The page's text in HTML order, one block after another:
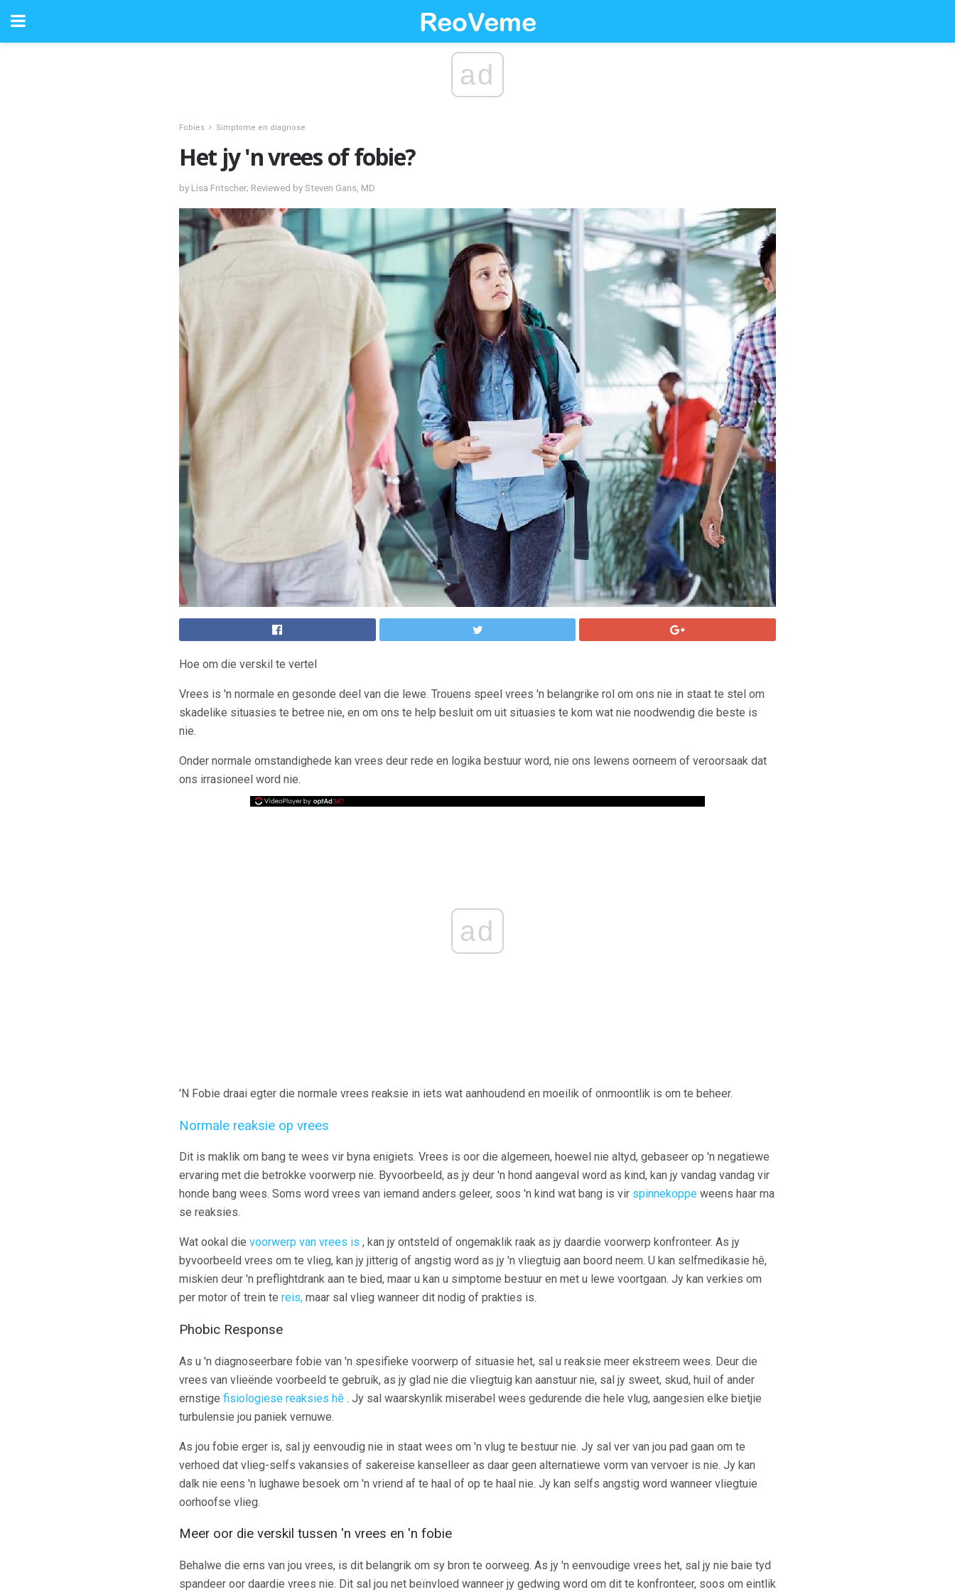
ad
Fobies Simptome en diagnose
Het jy 'n vrees of fobie?
by Lisa Fritscher; Reviewed by Steven Gans, MD
Hoe om die verskil te vertel
Vrees is 'n normale en gesonde deel van die lewe. Trouens speel vrees 'n belangrike rol om ons nie in staat te stel om
skadelike situasies te betree nie, en om ons te help besluit om uit situasies te kom wat nie noodwendig die beste is
nie.
Onder normale omstandighede kan vrees deur rede en logika bestuur word, nie ons lewens oorneem of veroorsaak dat
ons irrasioneel word nie.
ad
'N Fobie draai egter die normale vrees reaksie in iets wat aanhoudend en moeilik of onmoontlik is om te beheer.
Normale reaksie op vrees
Dit is maklik om bang te wees vir byna enigiets. Vrees is oor die algemeen, hoewel nie altyd, gebaseer op 'n negatiewe
ervaring met die betrokke voorwerp nie. Byvoorbeeld, as jy deur 'n hond aangeval word as kind, kan jy vandag vandag vir
honde bang wees. Soms word vrees van iemand anders geleer, soos 'n kind wat bang is vir spinnekoppe weens haar ma
se reaksies.
Wat ookal die voorwerp van vrees is , kan jy ontsteld of ongemaklik raak as jy daardie voorwerp konfronteer. As jy
byvoorbeeld vrees om te vlieg, kan jy jitterig of angstig word as jy 'n vliegtuig aan boord neem. U kan selfmedikasie hê,
miskien deur 'n preflightdrank aan te bied, maar u kan u simptome bestuur en met u lewe voortgaan. Jy kan verkies om
per motor of trein te reis, maar sal vlieg wanneer dit nodig of prakties is.
Phobic Response
As u 'n diagnoseerbare fobie van 'n spesifieke voorwerp of situasie het, sal u reaksie meer ekstreem wees. Deur die
vrees van vlieënde voorbeeld te gebruik, as jy glad nie die vliegtuig kan aanstuur nie, sal jy sweet, skud, huil of ander
ernstige fisiologiese reaksies hê . Jy sal waarskynlik miserabel wees gedurende die hele vlug, aangesien elke bietjie
turbulensie jou paniek vernuwe.
As jou fobie erger is, sal jy eenvoudig nie in staat wees om 'n vlug te bestuur nie. Jy sal ver van jou pad gaan om te
verhoed dat vlieg-selfs vakansies of sakereise kanselleer as daar geen alternatiewe vorm van vervoer is nie. Jy kan
dalk nie eens 'n lughawe besoek om 'n vriend af te haal of op te haal nie. Jy kan selfs angstig word wanneer vliegtuie
oorhoofse vlieg.
Meer oor die verskil tussen 'n vrees en 'n fobie
Behalwe die erns van jou vrees, is dit belangrik om sy bron te oorweeg. As jy 'n eenvoudige vrees het, sal jy nie baie tyd
spandeer oor daardie vrees nie. Dit sal jou net beïnvloed wanneer jy gedwing word om dit te konfronteer, soos om eintlik